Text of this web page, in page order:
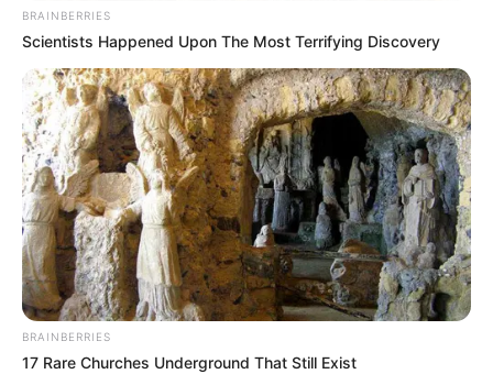
BRAINBERRIES
Scientists Happened Upon The Most Terrifying Discovery
BRAINBERRIES
17 Rare Churches Underground That Still Exist